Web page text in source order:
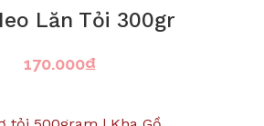
Lăn Tỏi 300gr
170.000₫